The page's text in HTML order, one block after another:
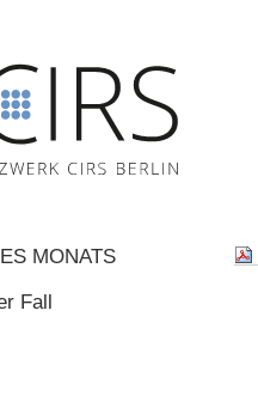
MONATS
Fall